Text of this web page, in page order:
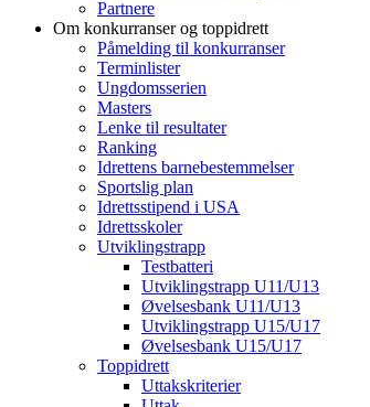
Partnere
Om konkurranser og toppidrett
Påmelding til konkurranser
Terminlister
Ungdomsserien
Masters
Lenke til resultater
Ranking
Idrettens barnebestemmelser
Sportslig plan
Idrettsstipend i USA
Idrettsskoler
Utviklingstrapp
Testbatteri
Utviklingstrapp U11/U13
Øvelsesbank U11/U13
Utviklingstrapp U15/U17
Øvelsesbank U15/U17
Toppidrett
Uttakskriterier